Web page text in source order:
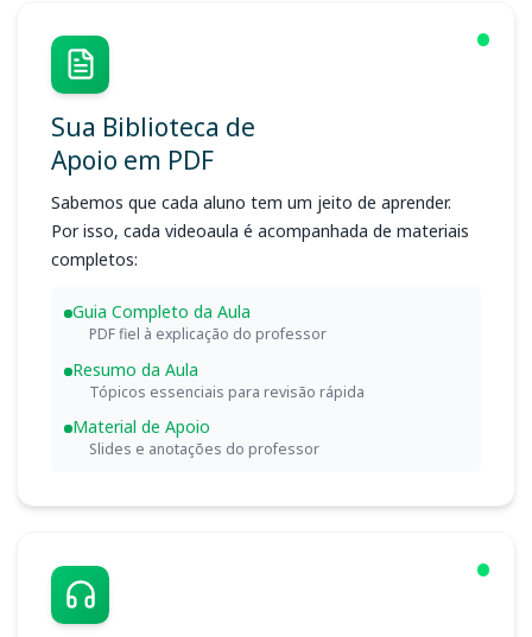
Sua Biblioteca de
Apoio em PDF
Sabemos que cada aluno tem um jeito de aprender.
Por isso, cada videoaula é acompanhada de materiais
completos:
Guia Completo da Aula
PDF fiel à explicação do professor
Resumo da Aula
Tópicos essenciais para revisão rápida
Material de Apoio
Slides e anotações do professor